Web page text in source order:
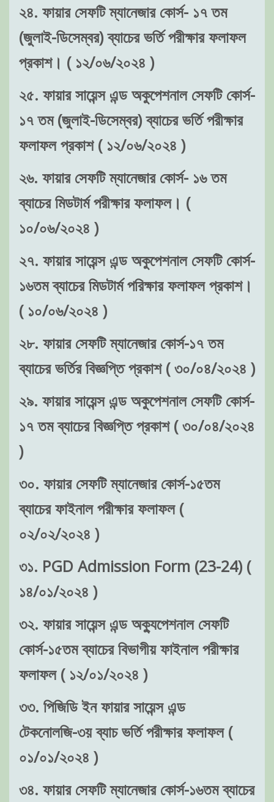
২৪. ফায়ার সেফটি ম্যানেজার কোর্স- ১৭ তম
(জুলাই-ডিসেম্বর) ব্যাচের ভর্তি পরীক্ষার ফলাফল
প্রকাশ। ( ১২/০৬/২০২৪ )
২৫. ফায়ার সায়েন্স এন্ড অকুপেশনাল সেফটি কোর্স-
১৭ তম (জুলাই-ডিসেম্বর) ব্যাচের ভর্তি পরীক্ষার
ফলাফল প্রকাশ ( ১২/০৬/২০২৪ )
২৬. ফায়ার সেফটি ম্যানেজার কোর্স- ১৬ তম
ব্যাচের মিডটার্ম পরীক্ষার ফলাফল। (
১০/০৬/২০২৪ )
২৭. ফায়ার সায়েন্স এন্ড অকুপেশনাল সেফটি কোর্স-
১৬তম ব্যাচের মিডটার্ম পরিক্ষার ফলাফল প্রকাশ।
( ১০/০৬/২০২৪ )
২৮. ফায়ার সেফটি ম্যানেজার কোর্স-১৭ তম
ব্যাচের ভর্তির বিজ্ঞপ্তি প্রকাশ ( ৩০/০৪/২০২৪ )
২৯. ফায়ার সায়েন্স এন্ড অকুপেশনাল সেফটি কোর্স-
১৭ তম ব্যাচের বিজ্ঞপ্তি প্রকাশ ( ৩০/০৪/২০২৪
)
৩০. ফায়ার সেফটি ম্যানেজার কোর্স-১৫তম
ব্যাচের ফাইনাল পরীক্ষার ফলাফল (
০২/০২/২০২৪ )
৩১. PGD Admission Form (23-24) (
১৪/০১/২০২৪ )
৩২. ফায়ার সায়েন্স এন্ড অক্যুপেশনাল সেফটি
কোর্স-১৫তম ব্যাচের বিভাগীয় ফাইনাল পরীক্ষার
ফলাফল ( ১২/০১/২০২৪ )
৩৩. পিজিডি ইন ফায়ার সায়েন্স এন্ড
টেকনোলজি-৩য় ব্যাচ ভর্তি পরীক্ষার ফলাফল (
০১/০১/২০২৪ )
৩৪. ফায়ার সেফটি ম্যানেজার কোর্স-১৬তম ব্যাচের